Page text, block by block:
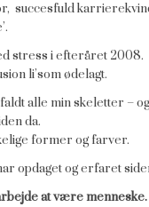
succesfuld
stress i efteråret 2008.
li’som ødelagt.
alle min skeletter –
da.
former og farver.
opdaget og erfaret
at være menneske.